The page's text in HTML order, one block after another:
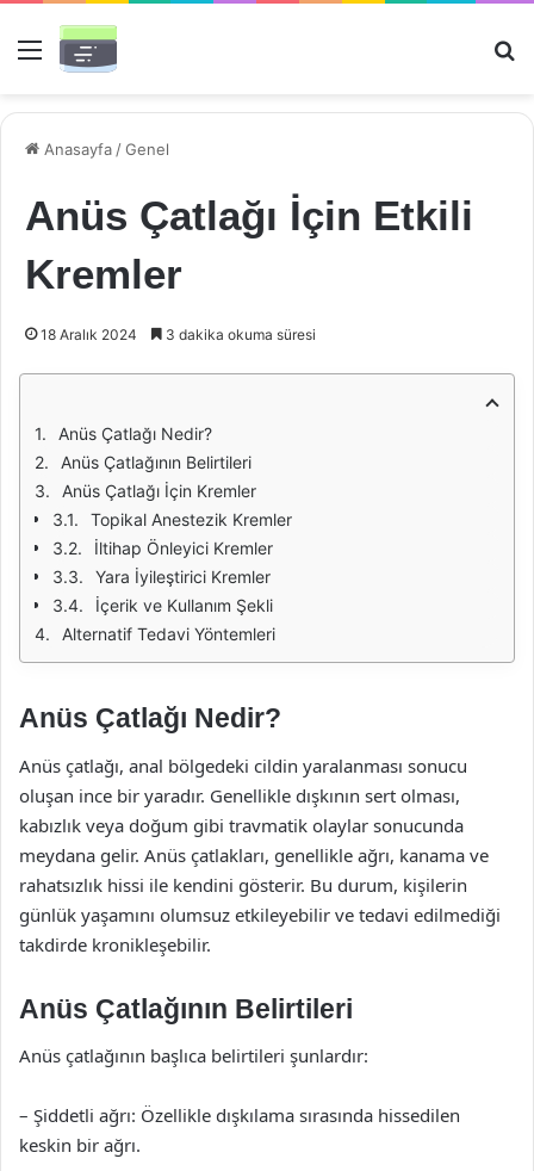
Menü
Anasayfa /Genel
Anüs Çatlağı İçin Etkili
Kremler
18 Aralık 2024 3 dakika okuma süresi
Anüs Çatlağı Nedir?
Anüs Çatlağının Belirtileri
Anüs Çatlağı İçin Kremler
Topikal Anestezik Kremler
İltihap Önleyici Kremler
Yara İyileştirici Kremler
İçerik ve Kullanım Şekli
Alternatif Tedavi Yöntemleri
Anüs Çatlağı Nedir?
Anüs çatlağı, anal bölgedeki cildin yaralanması sonucu
oluşan ince bir yaradır. Genellikle dışkının sert olması,
kabızlık veya doğum gibi travmatik olaylar sonucunda
meydana gelir. Anüs çatlakları, genellikle ağrı, kanama ve
rahatsızlık hissi ile kendini gösterir. Bu durum, kişilerin
günlük yaşamını olumsuz etkileyebilir ve tedavi edilmediği
takdirde kronikleşebilir.
Anüs Çatlağının Belirtileri
Anüs çatlağının başlıca belirtileri şunlardır:
– Şiddetli ağrı: Özellikle dışkılama sırasında hissedilen
keskin bir ağrı.